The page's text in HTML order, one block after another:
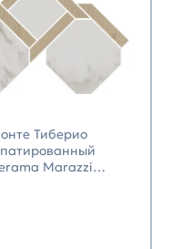
Тиберио
Marazzi